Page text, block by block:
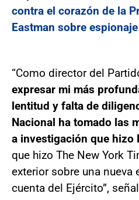
contra el corazón de la
Eastman sobre espionaje
“Como director del
expresar mi más
lentitud y falta de
Nacional ha tomado las
a investigación que hizo
que hizo The New York
exterior sobre una nueva
cuenta del Ejército”,